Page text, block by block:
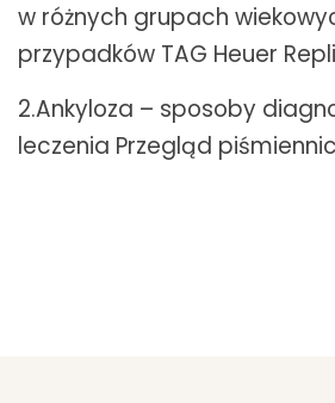
w różnych grupach
przypadków TAG Heuer
2.Ankyloza – sposoby
leczenia Przegląd